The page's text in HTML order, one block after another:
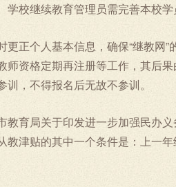
学校继续教育管理员需完善本校
更正个人基本信息，确保“继教
师资格定期再注册等工作，其后
，不得报名后无故不参训。
教育局关于印发进一步加强民办
教津贴的其中一个条件是：上一